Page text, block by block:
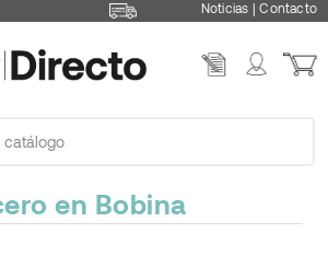
Noticias |Contacto
en Bobina